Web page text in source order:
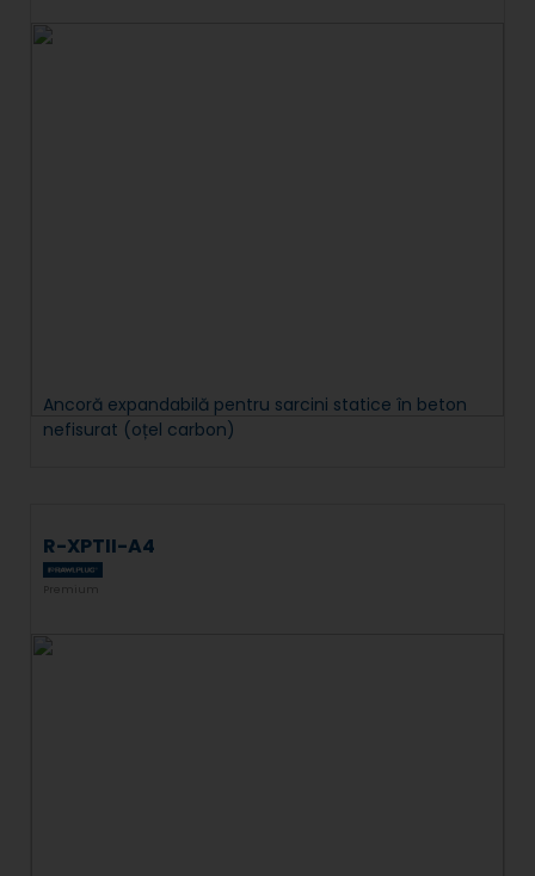
Ancoră expandabilă pentru sarcini statice în beton
nefisurat (oțel carbon)
R-XPTII-A4
Premium